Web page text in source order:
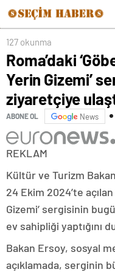
127 okunma
Roma’daki
Yerin Gizemi’
ziyaretçiye
ABONE OL News
REKLAM
Kültür ve Turizm
24 Ekim 2024’te
Gizemi’ sergisinin
ev sahipliği yaptığını
Bakan Ersoy, sosyal
açıklamada, serginin